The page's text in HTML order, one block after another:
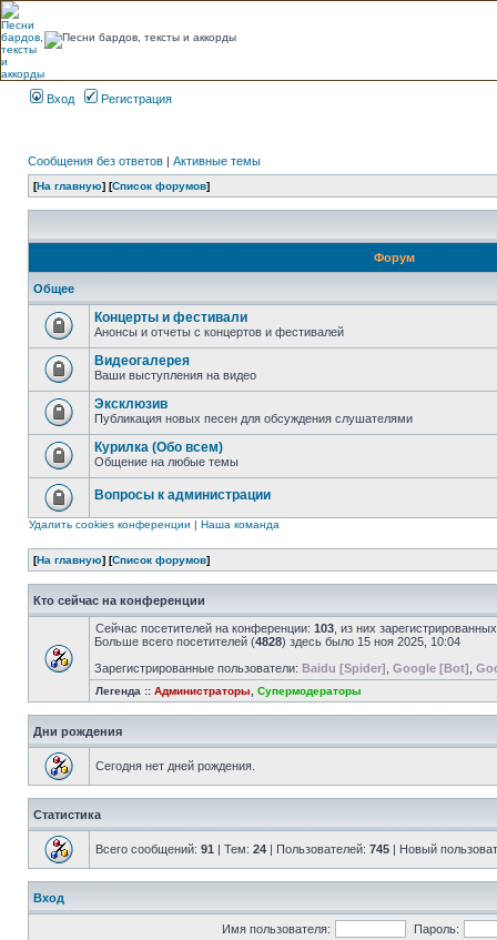
Вход Регистрация
Сообщения без ответов | Активные темы
[На главную] [Список форумов]
Форум
Общее
Концерты и фестивали
Анонсы и отчеты с концертов и фестивалей
Видеогалерея
Ваши выступления на видео
Эксклюзив
Публикация новых песен для обсуждения слушателями
Курилка (Обо всем)
Общение на любые темы
Вопросы к администрации
Удалить cookies конференции | Наша команда
[На главную] [Список форумов]
Кто сейчас на конференции
Сейчас посетителей на конференции: 103 , из них
Больше всего посетителей (4828) здесь было 15 ноя 2025, 10:04
Зарегистрированные пользователи: Baidu [Spider] Google [Bot]
Легенда :: Администраторы Супермодераторы
Дни рождения
Сегодня нет дней рождения.
Статистика
Всего сообщений: 91 | Тем: 24 | Пользователей: 745 | Новый
Вход
Имя пользователя: Пароль: